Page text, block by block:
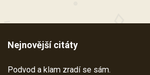
Nejnovější citáty
Podvod a klam zradí se sám.